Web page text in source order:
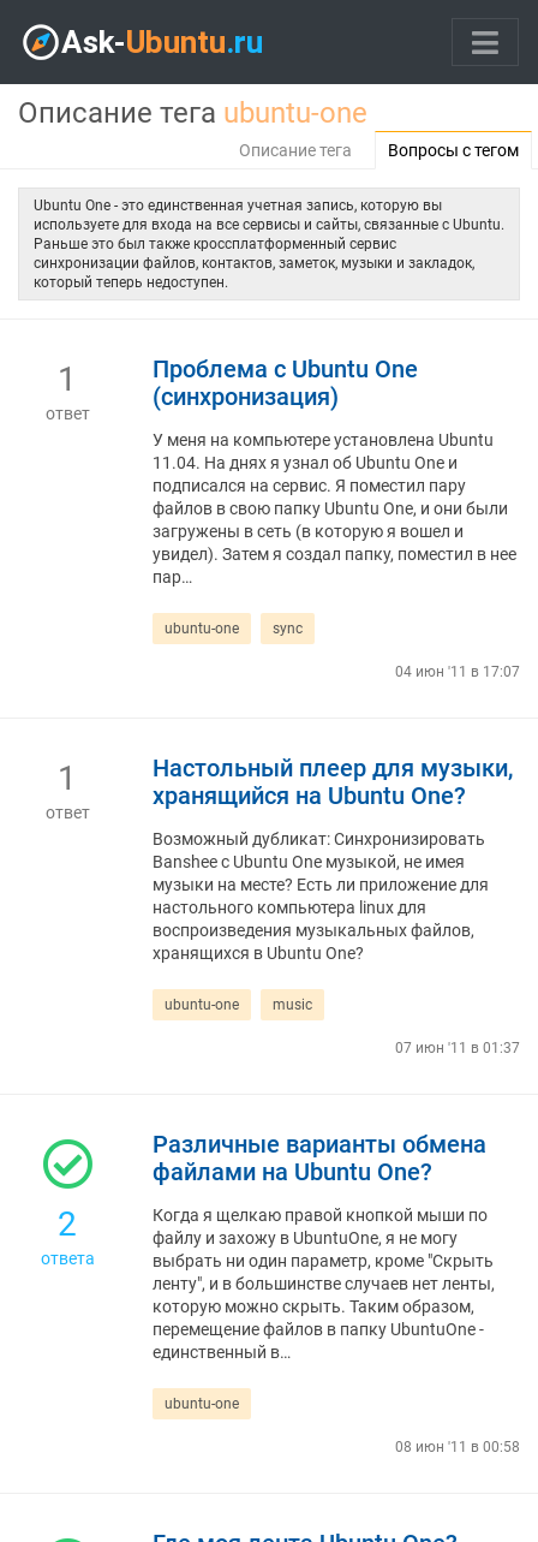
Описание тега ubuntu-one
Описание тега Вопросы с тегом
Ubuntu One - это единственная учетная запись, которую вы
используете для входа на все сервисы и сайты, связанные с Ubuntu.
Раньше это был также кроссплатформенный сервис
синхронизации файлов, контактов, заметок, музыки и закладок,
который теперь недоступен.
1
ответ
Проблема с Ubuntu One
(синхронизация)
У меня на компьютере установлена ​​Ubuntu
11.04. На днях я узнал об Ubuntu One и
подписался на сервис. Я поместил пару
файлов в свою папку Ubuntu One, и они были
загружены в сеть (в которую я вошел и
увидел). Затем я создал папку, поместил в нее
пар…
ubuntu-one sync
04 июн '11 в 17:07
1
ответ
Настольный плеер для музыки,
хранящийся на Ubuntu One?
Возможный дубликат: Синхронизировать
Banshee с Ubuntu One музыкой, не имея
музыки на месте? Есть ли приложение для
настольного компьютера linux для
воспроизведения музыкальных файлов,
хранящихся в Ubuntu One?
ubuntu-one music
07 июн '11 в 01:37
2
ответа
Различные варианты обмена
файлами на Ubuntu One?
Когда я щелкаю правой кнопкой мыши по
файлу и захожу в UbuntuOne, я не могу
выбрать ни один параметр, кроме "Скрыть
ленту", и в большинстве случаев нет ленты,
которую можно скрыть. Таким образом,
перемещение файлов в папку UbuntuOne -
единственный в…
ubuntu-one
08 июн '11 в 00:58